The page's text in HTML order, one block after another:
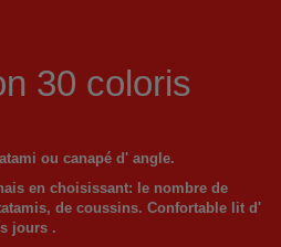
30 coloris
ou canapé d' angle.
en choisissant: le nombre de
de coussins. Confortable lit d'
jours .